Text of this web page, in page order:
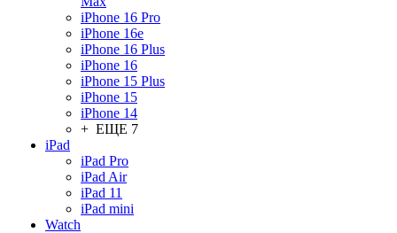
iPhone 16 Pro
iPhone 16e
iPhone 16 Plus
iPhone 16
iPhone 15 Plus
iPhone 15
iPhone 14
+ ЕЩЕ 7
iPad
iPad Pro
iPad Air
iPad 11
iPad mini
Watch